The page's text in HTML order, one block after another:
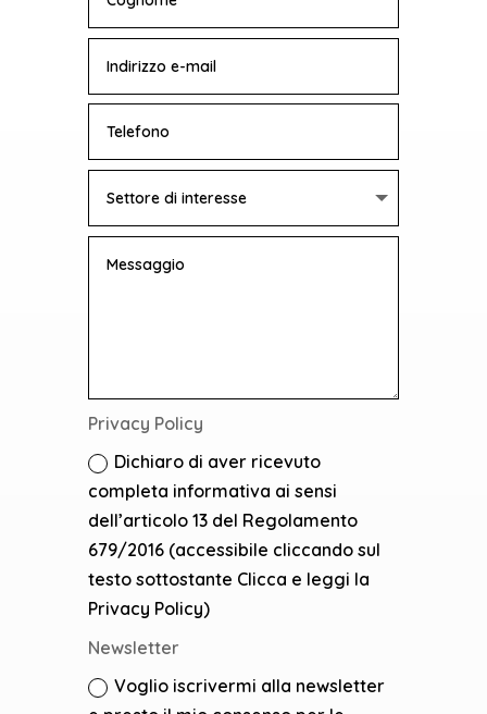
Privacy Policy
Dichiaro di aver ricevuto
completa informativa ai sensi
dell’articolo 13 del Regolamento
679/2016 (accessibile cliccando sul
testo sottostante Clicca e leggi la
Privacy Policy)
Newsletter
Voglio iscrivermi alla newsletter